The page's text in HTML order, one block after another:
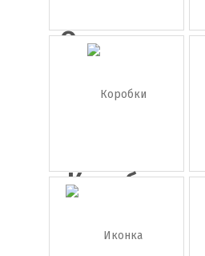
Открытая
коробка
Коробки